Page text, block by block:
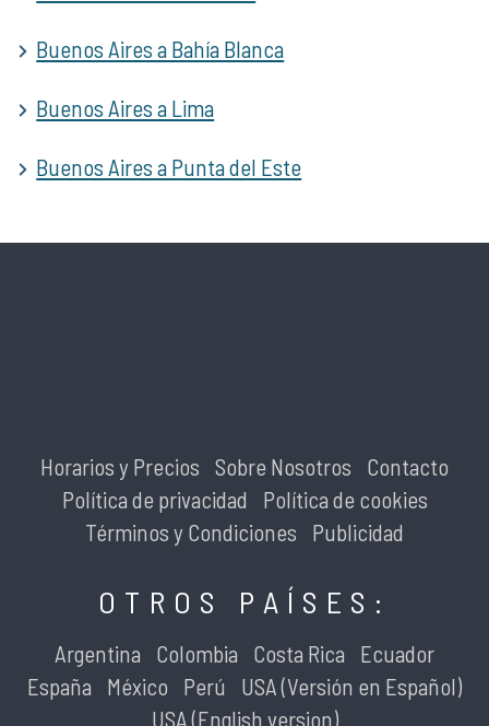
Buenos Aires a Bahía Blanca
Buenos Aires a Lima
Buenos Aires a Punta del Este
Horarios y Precios Sobre Nosotros
Contacto
Política de privacidad
Política de cookies
Términos y Condiciones
Publicidad
OTROS PAÍSES:
Argentina Colombia Costa Rica
Ecuador
España
México Perú
USA (Versión en Español)
USA (English version)